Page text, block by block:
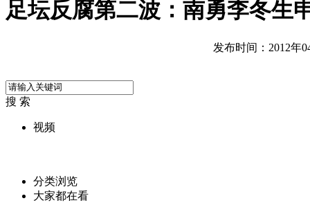
足坛反腐第二波：南勇李冬生
发布时间：2012年
搜 索
视频
分类浏览
大家都在看